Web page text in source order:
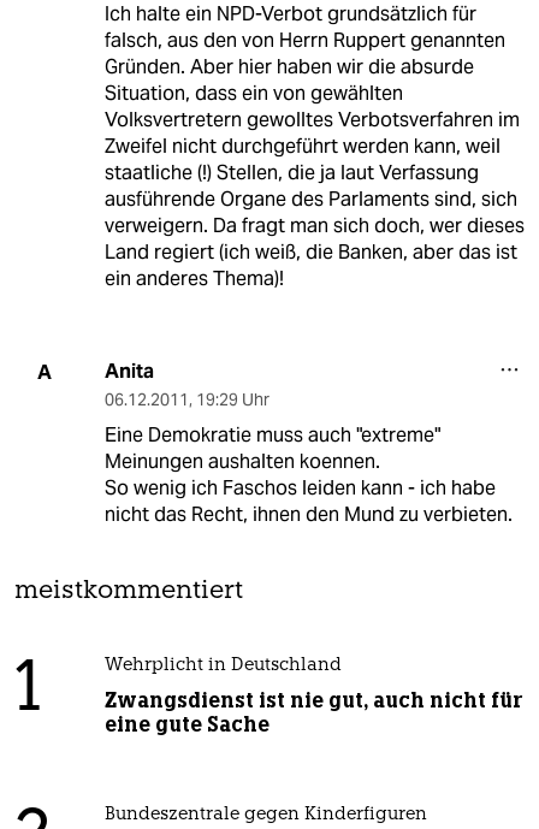
Ich halte ein NPD-Verbot grundsätzlich für
falsch, aus den von Herrn Ruppert genannten
Gründen. Aber hier haben wir die absurde
Situation, dass ein von gewählten
Volksvertretern gewolltes Verbotsverfahren im
Zweifel nicht durchgeführt werden kann, weil
staatliche (!) Stellen, die ja laut Verfassung
ausführende Organe des Parlaments sind, sich
verweigern. Da fragt man sich doch, wer dieses
Land regiert (ich weiß, die Banken, aber das ist
ein anderes Thema)!
A Anita
06.12.2011, 19:29 Uhr
Eine Demokratie muss auch "extreme"
Meinungen aushalten koennen.
So wenig ich Faschos leiden kann - ich habe
nicht das Recht, ihnen den Mund zu verbieten.
meistkommentiert
1 Wehrplicht in Deutschland
Zwangsdienst ist nie gut, auch nicht für
eine gute Sache
Bundeszentrale gegen Kinderfiguren